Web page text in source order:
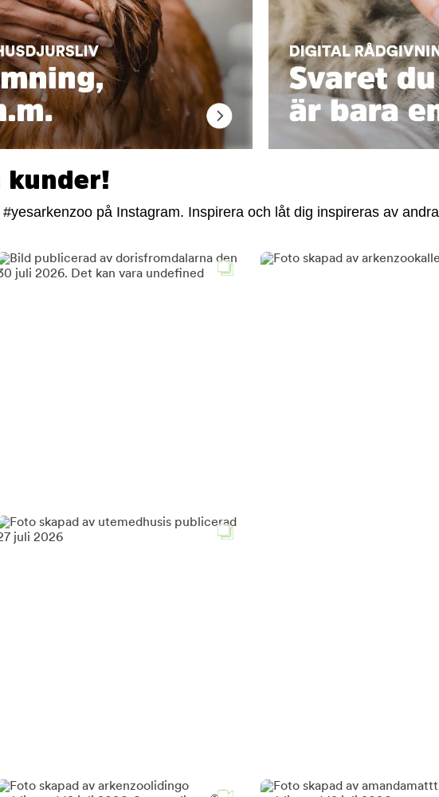
kunder!
på Instagram. Inspirera och låt dig inspireras av